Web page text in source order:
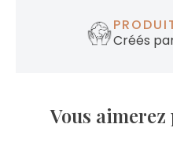
Créés
Vous